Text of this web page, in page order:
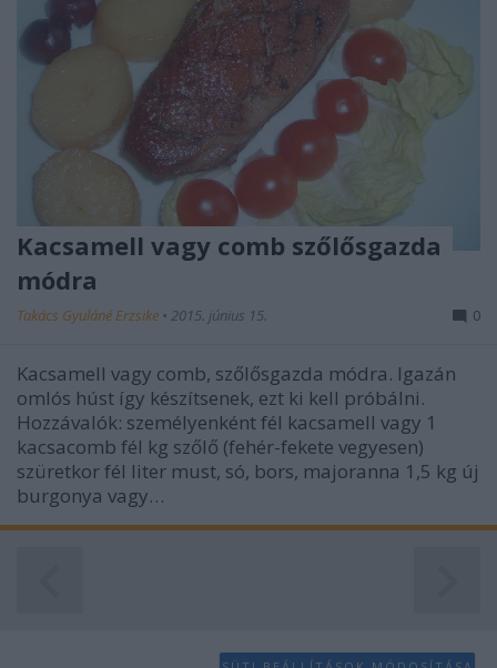
Kacsamell vagy comb szőlősgazda
módra
Takács Gyuláné Erzsike • 2015. június 15. 0
Kacsamell vagy comb, szőlősgazda módra. Igazán
omlós húst így készítsenek, ezt ki kell próbálni.
Hozzávalók: személyenként fél kacsamell vagy 1
kacsacomb fél kg szőlő (fehér-fekete vegyesen)
szüretkor fél liter must, só, bors, majoranna 1,5 kg új
burgonya vagy…